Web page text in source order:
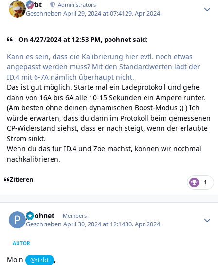
rtrbt Administrators
GeschriebenApril 29, 2024 at 07:4129. Apr 2024
On 4/27/2024 at 12:53 PM, poohnet said:
Kann es sein, dass die Kalibrierung hier evtl. noch etwas
angepasst werden muss? Mit den Standardwerten lädt der
ID.4 mit 6-7A nämlich überhaupt nicht.
Das ist gut möglich. Starte mal ein Ladeprotokoll und gehe
dann von 16A bis 6A alle 10-15 Sekunden ein Ampere runter.
(Am besten ohne deinen dynamischen Boost-Modus ;) ) Ich
würde erwarten, dass du dann im Protokoll beim gemessenen
CP-Widerstand siehst, dass er nach steigt, wenn der erlaubte
Strom sinkt.
Wenn du das für ID.4 und Zoe machst, können wir nochmal
nachkalibrieren.
Zitieren 1
poohnet Members
GeschriebenApril 30, 2024 at 12:1430. Apr 2024
AUTOR
Moin @rtrbt
,